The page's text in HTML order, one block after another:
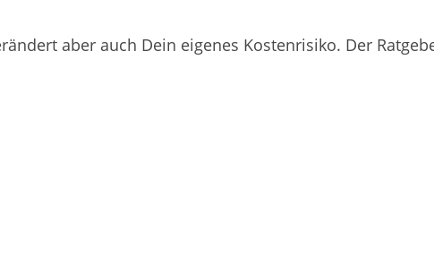
aber auch Dein eigenes Kostenrisiko. Der